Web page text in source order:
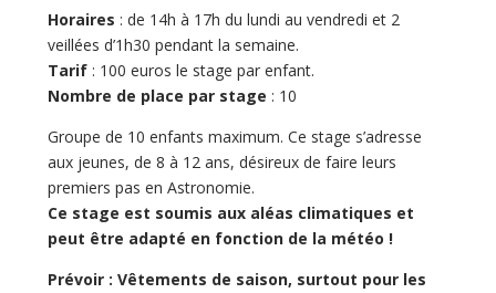
Horaires : de 14h à 17h du lundi au vendredi et 2
veillées d’1h30 pendant la semaine.
Tarif: 100 euros le stage par enfant.
Nombre de place par stage : 10
Groupe de 10 enfants maximum. Ce stage s’adresse
aux jeunes, de 8 à 12 ans, désireux de faire leurs
premiers pas en Astronomie.
Ce stage est soumis aux aléas climatiques et
peut être adapté en fonction de la météo !
Prévoir : Vêtements de saison, surtout pour les